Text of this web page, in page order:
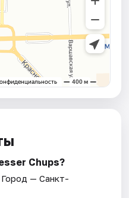
Chups?
Город — Санкт-